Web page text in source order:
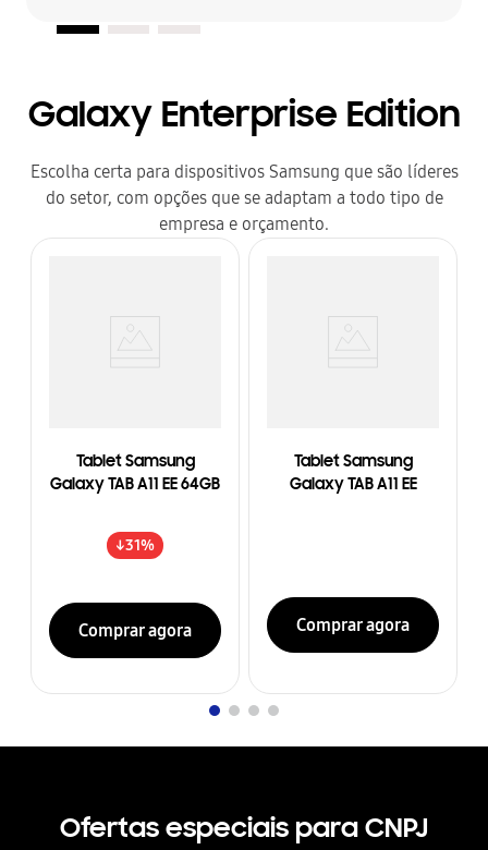
Galaxy Enterprise Edition
Escolha certa para dispositivos Samsung que são líderes
do setor, com opções que se adaptam a todo tipo de
empresa e orçamento.
Tablet Samsung
Galaxy TAB A11 EE 64GB
↓31%
Comprar agora
Tablet Samsung
Galaxy TAB A11 EE
Comprar agora
Ofertas especiais para CNPJ